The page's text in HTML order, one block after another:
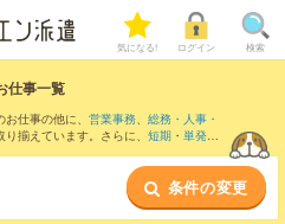
気になる! ログイン 検索
仕事一覧
仕事の他に、 営業事務、 総務・人事・
り揃えています。さらに、 短期 ・ 単発な
条件の変更